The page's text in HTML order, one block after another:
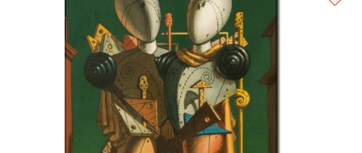
847грн.